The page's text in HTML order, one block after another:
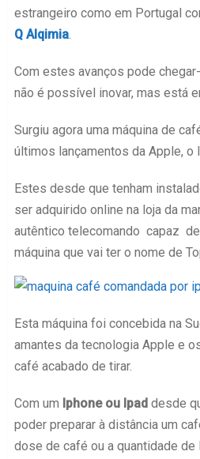
estrangeiro como em Portugal
Q Alqimia.
Com estes avanços pode
não é possível inovar, mas está
Surgiu agora uma máquina de
últimos lançamentos da Apple, o
Estes desde que tenham
ser adquirido online na loja da
autêntico telecomando capaz
máquina que vai ter o nome de
Esta máquina foi concebida na
amantes da tecnologia Apple e
café acabado de tirar.
Com um Iphone ou Ipaddesde
poder preparar à distância um
dose de café ou a quantidade